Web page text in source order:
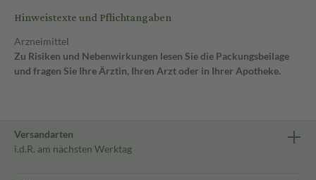
Hinweistexte und Pflichtangaben
Arzneimittel
Zu Risiken und Nebenwirkungen lesen Sie die Packungsbeilage
und fragen Sie Ihre Ärztin, Ihren Arzt oder in Ihrer Apotheke.
Versandarten
i.d.R. am nächsten Werktag